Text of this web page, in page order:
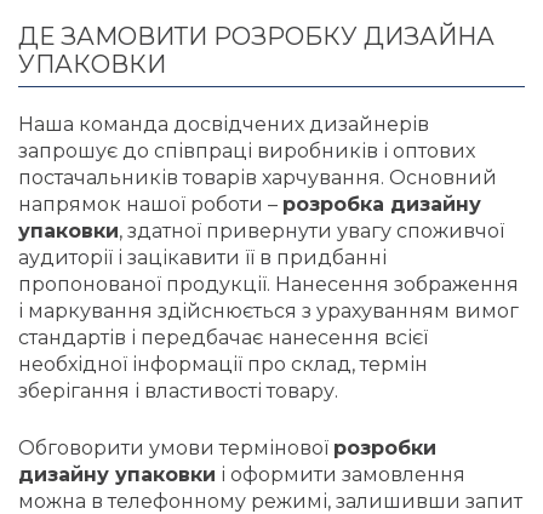
ДЕ ЗАМОВИТИ РОЗРОБКУ ДИЗАЙНА
УПАКОВКИ
Наша команда досвідчених дизайнерів
запрошує до співпраці виробників і оптових
постачальників товарів харчування. Основний
напрямок нашої роботи – розробка дизайну
упаковки, здатної привернути увагу споживчої
аудиторії і зацікавити її в придбанні
пропонованої продукції. Нанесення зображення
і маркування здійснюється з урахуванням вимог
стандартів і передбачає нанесення всієї
необхідної інформації про склад, термін
зберігання і властивості товару.
Обговорити умови термінової розробки
дизайну упаковки і оформити замовлення
можна в телефонному режимі, залишивши запит